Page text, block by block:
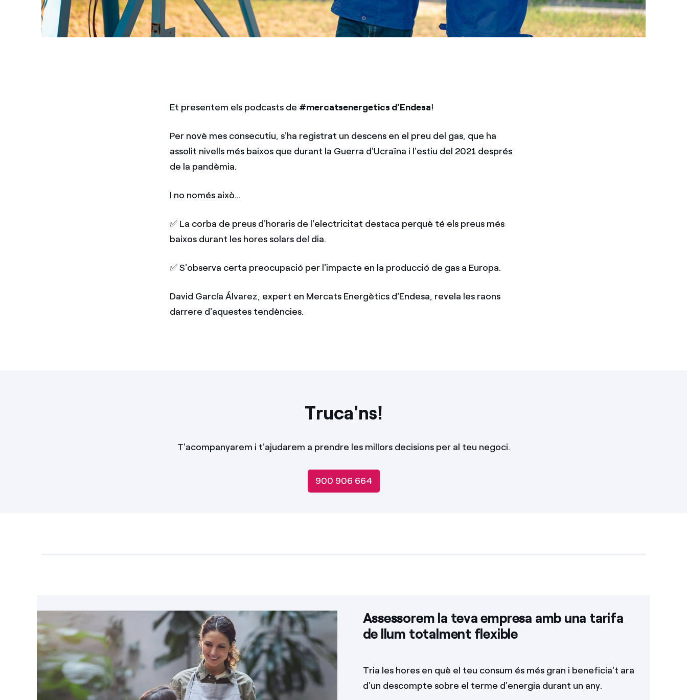
Et presentem els podcasts de #mercatsenergetics d'Endesa!
Per novè mes consecutiu, s'ha registrat un descens en el preu del gas, que ha
assolit nivells més baixos que durant la Guerra d'Ucraïna i l'estiu del 2021 després
de la pandèmia.
I no només això...
✅ La corba de preus d'horaris de l'electricitat destaca perquè té els preus més
baixos durant les hores solars del dia.
✅ S'observa certa preocupació per l'impacte en la producció de gas a Europa.
David García Álvarez, expert en Mercats Energètics d'Endesa, revela les raons
darrere d'aquestes tendències.
Truca'ns!
T'acompanyarem i t'ajudarem a prendre les millors decisions per al teu negoci.
900 906 664
Assessorem la teva empresa amb una tarifa
de llum totalment flexible
Tria les hores en què el teu consum és més gran i beneficia't ara
d'un descompte sobre el terme d'energia durant un any.